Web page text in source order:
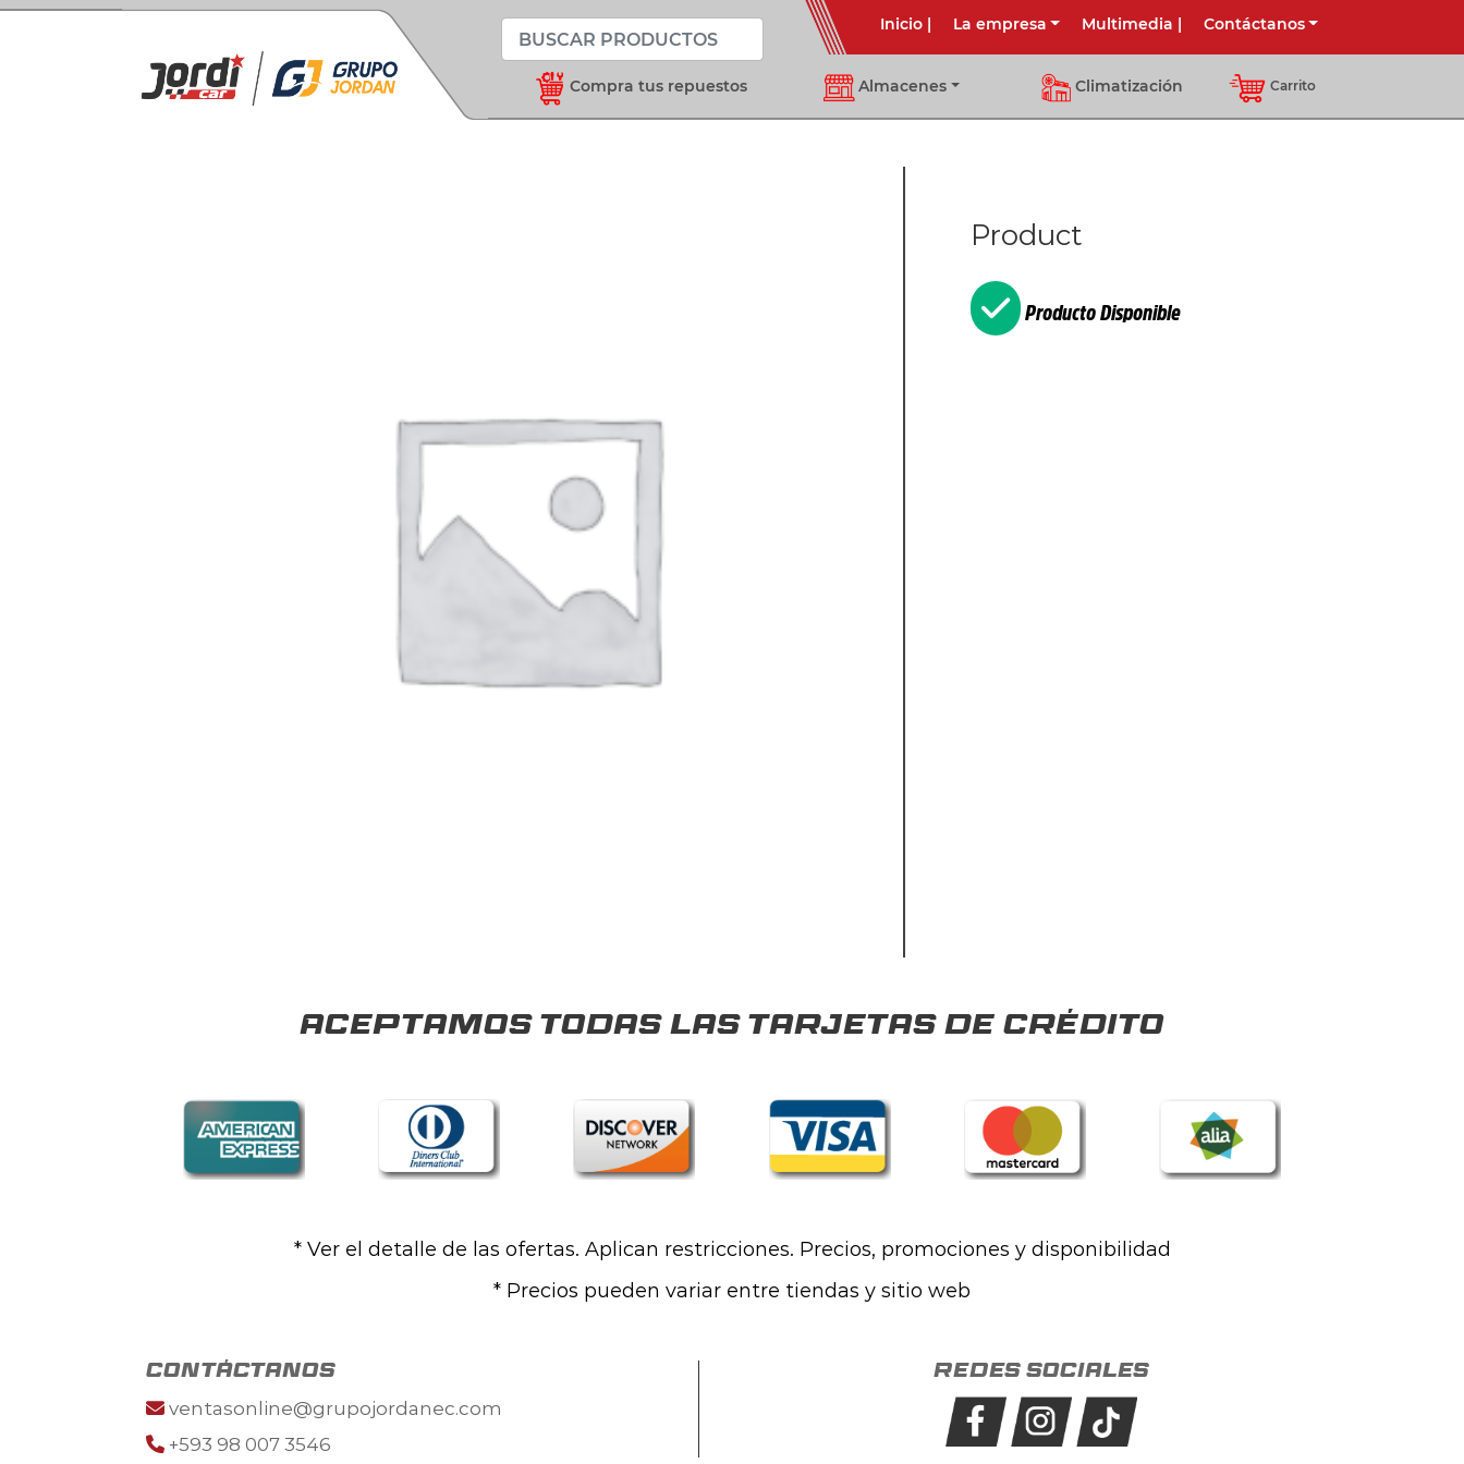
Inicio| La empresa Multimedia | Contáctanos
Compra tus repuestos Almacenes Climatización Carrito
Product
Producto Disponible
Aceptamos todas las tarjetas de crédito
* Ver el detalle de las ofertas. Aplican restricciones. Precios, promociones y disponibilidad
* Precios pueden variar entre tiendas y sitio web
contáctanos
ventasonline@grupojordanec.com
+593 98 007 3546
Redes sociales